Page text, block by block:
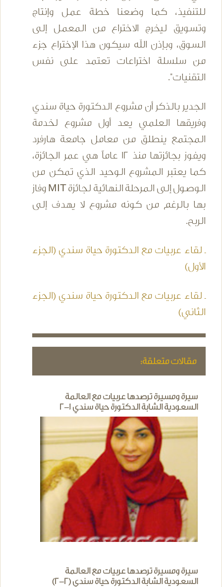
للتنفيذ، كما وضعنا خطة عمل وإنتاج
وتسويق ليخرج الاختراع من المعمل إلى
السوق، وبإذن الله سيكون هذا الإختراع جزء
من سلسلة اختراعات تعتمد على نفس
التقنيات".
الجدير بالذكر أن مشروع الدكتورة حياة سندي
وفريقها العلمي يعد أول مشروع لخدمة
المجتمع ينطلق من معامل جامعة هارفرد
ويفوز بجائزتها منذ 12 عاماً هي عمر الجائزة،
كما يعتبر المشروع الوحيد الذي تمكن من
الوصول إلى المرحلة النهائية لجائزة MIT وفاز
بها بالرغم من كونه مشروع لا يهدف إلى
الربح.
ـ لقاء عربيات مع الدكتورة حياة سندي (الجزء
الأول)
ـ لقاء عربيات مع الدكتورة حياة سندي (الجزء
الثاني)
مقالات متعلقة:
سيرة ومسيرة ترصدها عربيات مع العالمة
السعودية الشابة الدكتورة حياة سندي 1-2
سيرة ومسيرة ترصدها عربيات مع العالمة
السعودية الشابة الدكتورة حياة سندي (2-2)